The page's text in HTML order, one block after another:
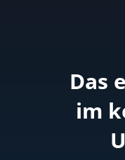
Das
im